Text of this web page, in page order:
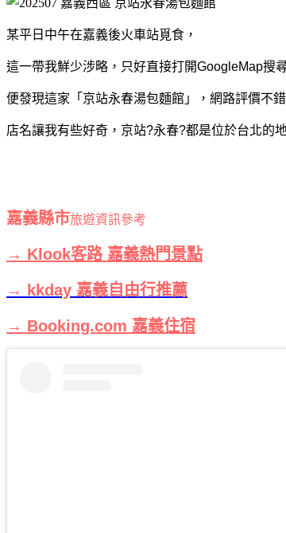
某平日中午在嘉義後火車站覓食，
這一帶我鮮少涉略， 只好直接打開GoogleMap搜
便發現這家「京站永春湯包麵館」，網路評價不錯
店名讓我有些好奇，京站?永春?都是位於台北的
嘉義縣市旅遊資訊參考
→ Klook客路 嘉義熱門景點
→ kkday 嘉義自由行推薦
→ Booking.com 嘉義住宿